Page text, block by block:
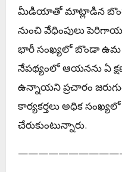
మీడియాతో మాట్లాడిన
నుంచి వేధింపులు
భారీ సంఖ్య‌లో బొండా ఉమ
నేప‌థ్యంలో ఆయ‌న‌ను ఏ
ఉన్నాయ‌ని ప్ర‌చారం
కార్య‌క‌ర్త‌లు అధిక
చేరుకుంటున్నారు.